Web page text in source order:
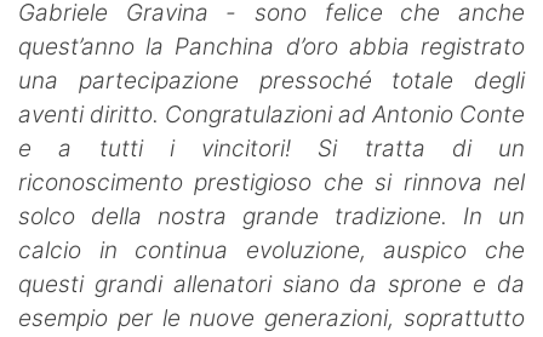
Gabriele Gravina - sono felice che anche
quest’anno la Panchina d’oro abbia registrato
una partecipazione pressoché totale degli
aventi diritto. Congratulazioni ad Antonio Conte
e a tutti i vincitori! Si tratta di un
riconoscimento prestigioso che si rinnova nel
solco della nostra grande tradizione. In un
calcio in continua evoluzione, auspico che
questi grandi allenatori siano da sprone e da
esempio per le nuove generazioni, soprattutto